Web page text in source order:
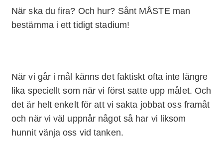
När ska du fira? Och hur? Sånt MÅSTE man
bestämma i ett tidigt stadium!
När vi går i mål känns det faktiskt ofta inte längre
lika speciellt som när vi först satte upp målet. Och
det är helt enkelt för att vi sakta jobbat oss framåt
och när vi väl uppnår något så har vi liksom
hunnit vänja oss vid tanken.